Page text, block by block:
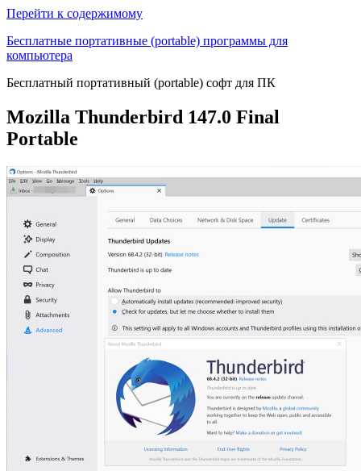
Перейти к содержимому
Бесплатные портативные (portable) программы для
компьютера
Бесплатный портативный (portable) софт для ПК
Mozilla Thunderbird 147.0 Final
Portable